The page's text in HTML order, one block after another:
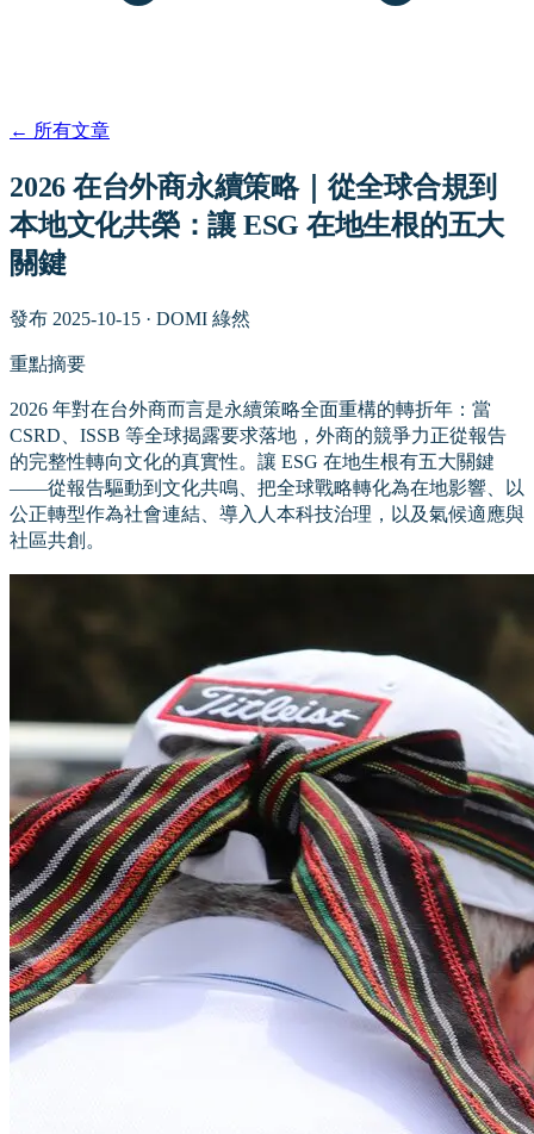
← 所有文章
2026 在台外商永續策略｜從全球合規到
本地文化共榮：讓 ESG 在地生根的五大
關鍵
發布 2025-10-15 · DOMI 綠然
重點摘要
2026 年對在台外商而言是永續策略全面重構的轉折年：當
CSRD、ISSB 等全球揭露要求落地，外商的競爭力正從報告
的完整性轉向文化的真實性。讓 ESG 在地生根有五大關鍵
——從報告驅動到文化共鳴、把全球戰略轉化為在地影響、以
公正轉型作為社會連結、導入人本科技治理，以及氣候適應與
社區共創。